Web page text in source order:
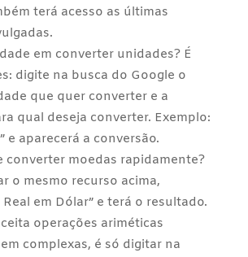
terá acesso as últimas
em converter unidades? É
digite na busca do Google o
que quer converter e a
qual deseja converter. Exemplo:
e aparecerá a conversão.
converter moedas rapidamente?
o mesmo recurso acima,
Real em Dólar” e terá o resultado.
operações ariméticas
complexas, é só digitar na